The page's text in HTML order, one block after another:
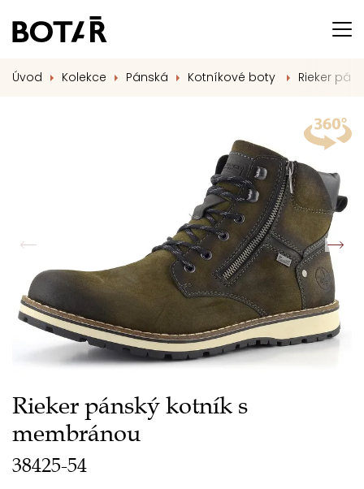
Úvod Kolekce Pánská Kotníkové boty Rieker
Rieker pánský kotník s
membránou
38425-54